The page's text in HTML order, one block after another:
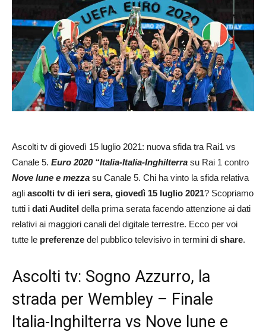
Ascolti tv di giovedì 15 luglio 2021: nuova sfida tra Rai1 vs
Canale 5. Euro 2020 “Italia-Italia-Inghilterra su Rai 1 contro
Nove lune e mezza su Canale 5. Chi ha vinto la sfida relativa
agli ascolti tv di ieri sera, giovedì 15 luglio 2021? Scopriamo
tutti i dati Auditel della prima serata facendo attenzione ai dati
relativi ai maggiori canali del digitale terrestre. Ecco per voi
tutte le preferenze del pubblico televisivo in termini di share.
Ascolti tv: Sogno Azzurro, la
strada per Wembley – Finale
Italia-Inghilterra vs Nove lune e